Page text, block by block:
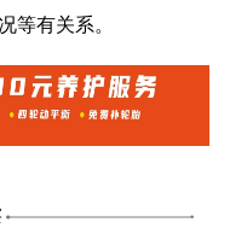
等有关系。